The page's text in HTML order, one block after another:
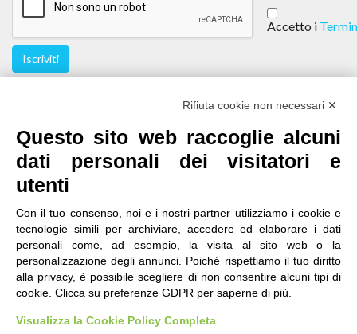
Accetto i
Iscriviti
contatti | qualità accessibilità |privacy |
note legali
IRES Piemonte - Istituto di Ricerche Economico
Sociali del Piemonte
Via Nizza 18, 10125 Torino - C.F.80084650011
P.Iva 04328830015
Rifiuta cookie non necessari ✕
Questo sito web raccoglie alcuni
dati personali dei visitatori e
utenti
Con il tuo consenso, noi e i nostri partner utilizziamo i cookie e
tecnologie simili per archiviare, accedere ed elaborare i dati
personali come, ad esempio, la visita al sito web o la
personalizzazione degli annunci. Poiché rispettiamo il tuo diritto
alla privacy, è possibile scegliere di non consentire alcuni tipi di
cookie. Clicca su preferenze GDPR per saperne di più.
Visualizza la Cookie Policy Completa